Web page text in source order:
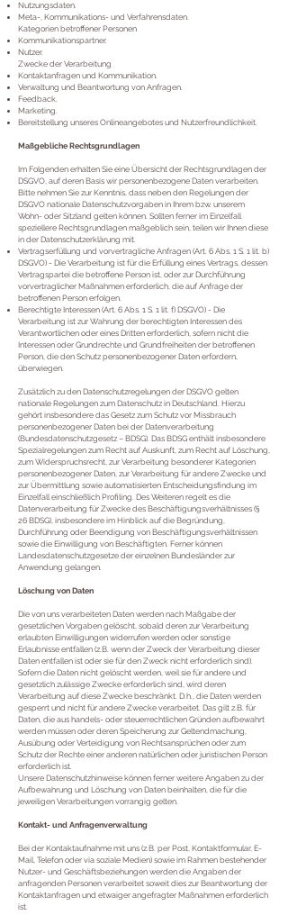
Nutzungsdaten.
Meta-, Kommunikations- und Verfahrensdaten.
Kategorien betroffener Personen
Kommunikationspartner.
Nutzer.
Zwecke der Verarbeitung
Kontaktanfragen und Kommunikation.
Verwaltung und Beantwortung von Anfragen.
Feedback.
Marketing.
Bereitstellung unseres Onlineangebotes und Nutzerfreundlichkeit.
Maßgebliche Rechtsgrundlagen
Im Folgenden erhalten Sie eine Übersicht der Rechtsgrundlagen der
DSGVO, auf deren Basis wir personenbezogene Daten verarbeiten.
Bitte nehmen Sie zur Kenntnis, dass neben den Regelungen der
DSGVO nationale Datenschutzvorgaben in Ihrem bzw. unserem
Wohn- oder Sitzland gelten können. Sollten ferner im Einzelfall
speziellere Rechtsgrundlagen maßgeblich sein, teilen wir Ihnen diese
in der Datenschutzerklärung mit.
Vertragserfüllung und vorvertragliche Anfragen (Art. 6 Abs. 1 S. 1 lit. b)
DSGVO) - Die Verarbeitung ist für die Erfüllung eines Vertrags, dessen
Vertragspartei die betroffene Person ist, oder zur Durchführung
vorvertraglicher Maßnahmen erforderlich, die auf Anfrage der
betroffenen Person erfolgen.
Berechtigte Interessen (Art. 6 Abs. 1 S. 1 lit. f) DSGVO) - Die
Verarbeitung ist zur Wahrung der berechtigten Interessen des
Verantwortlichen oder eines Dritten erforderlich, sofern nicht die
Interessen oder Grundrechte und Grundfreiheiten der betroffenen
Person, die den Schutz personenbezogener Daten erfordern,
überwiegen.
Zusätzlich zu den Datenschutzregelungen der DSGVO gelten
nationale Regelungen zum Datenschutz in Deutschland. Hierzu
gehört insbesondere das Gesetz zum Schutz vor Missbrauch
personenbezogener Daten bei der Datenverarbeitung
(Bundesdatenschutzgesetz – BDSG). Das BDSG enthält insbesondere
Spezialregelungen zum Recht auf Auskunft, zum Recht auf Löschung,
zum Widerspruchsrecht, zur Verarbeitung besonderer Kategorien
personenbezogener Daten, zur Verarbeitung für andere Zwecke und
zur Übermittlung sowie automatisierten Entscheidungsfindung im
Einzelfall einschließlich Profiling. Des Weiteren regelt es die
Datenverarbeitung für Zwecke des Beschäftigungsverhältnisses (§
26 BDSG), insbesondere im Hinblick auf die Begründung,
Durchführung oder Beendigung von Beschäftigungsverhältnissen
sowie die Einwilligung von Beschäftigten. Ferner können
Landesdatenschutzgesetze der einzelnen Bundesländer zur
Anwendung gelangen.
Löschung von Daten
Die von uns verarbeiteten Daten werden nach Maßgabe der
gesetzlichen Vorgaben gelöscht, sobald deren zur Verarbeitung
erlaubten Einwilligungen widerrufen werden oder sonstige
Erlaubnisse entfallen (z.B. wenn der Zweck der Verarbeitung dieser
Daten entfallen ist oder sie für den Zweck nicht erforderlich sind).
Sofern die Daten nicht gelöscht werden, weil sie für andere und
gesetzlich zulässige Zwecke erforderlich sind, wird deren
Verarbeitung auf diese Zwecke beschränkt. D.h., die Daten werden
gesperrt und nicht für andere Zwecke verarbeitet. Das gilt z.B. für
Daten, die aus handels- oder steuerrechtlichen Gründen aufbewahrt
werden müssen oder deren Speicherung zur Geltendmachung,
Ausübung oder Verteidigung von Rechtsansprüchen oder zum
Schutz der Rechte einer anderen natürlichen oder juristischen Person
erforderlich ist.
Unsere Datenschutzhinweise können ferner weitere Angaben zu der
Aufbewahrung und Löschung von Daten beinhalten, die für die
jeweiligen Verarbeitungen vorrangig gelten.
Kontakt- und Anfragenverwaltung
Bei der Kontaktaufnahme mit uns (z.B. per Post, Kontaktformular, E-
Mail, Telefon oder via soziale Medien) sowie im Rahmen bestehender
Nutzer- und Geschäftsbeziehungen werden die Angaben der
anfragenden Personen verarbeitet soweit dies zur Beantwortung der
Kontaktanfragen und etwaiger angefragter Maßnahmen erforderlich
ist.